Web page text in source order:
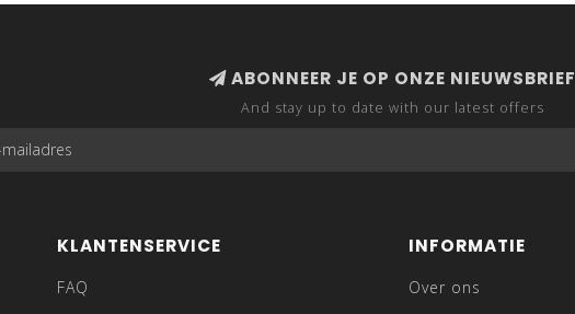
ABONNEER JE OP ONZE NIEUWSBRIEF
And stay up to date with our latest offers
KLANTENSERVICE
FAQ
INFORMATIE
Over ons